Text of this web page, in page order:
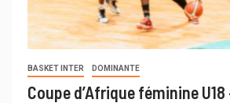
BASKET INTER DOMINANTE
Coupe d’Afrique féminine